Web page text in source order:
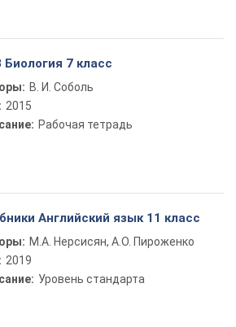
Биология 7 класс
В. И. Соболь
2015
Рабочая тетрадь
Английский язык 11 класс
М.А. Нерсисян, А.О. Пироженко
2019
Уровень стандарта